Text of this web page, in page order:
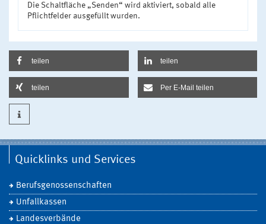
Die Schaltfläche „Senden“ wird aktiviert, sobald alle
Pflichtfelder ausgefüllt wurden.
teilen teilen
teilen Per E-Mail teilen
Quicklinks und Services
Berufsgenossenschaften
Unfallkassen
Landesverbände